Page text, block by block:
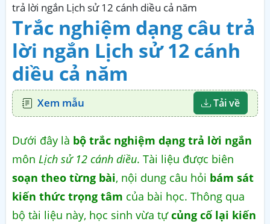
trả lời ngắn Lịch sử 12 cánh diều cả năm
Trắc nghiệm dạng câu trả
lời ngắn Lịch sử 12 cánh
diều cả năm
Xem mẫu Tải về
Dưới đây là bộ trắc nghiệm dạng trả lời ngắn
môn Lịch sử 12 cánh diều. Tài liệu được biên
soạn theo từng bài, nội dung câu hỏi bám sát
kiến thức trọng tâm của bài học. Thông qua
bộ tài liệu này, học sinh vừa tựcủng cố lại kiến